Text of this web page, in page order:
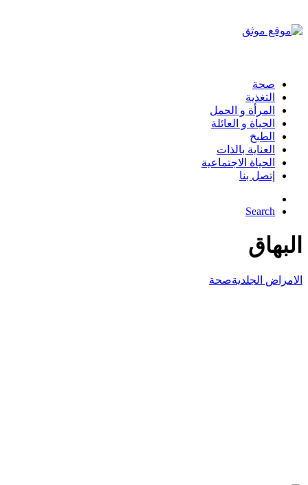
صحة
التغذية
المرأة و الحمل
الحياة و العائلة
الطبخ
العناية بالذات
الحياة الاجتماعية
إتصل بنا
Search
البهاق
الامراض الجلديةصحة